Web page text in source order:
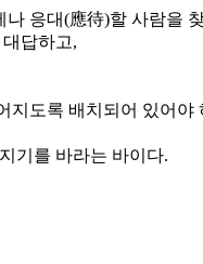
응대(應待)할 사람을
답하고,
지도록 배치되어 있어야
기를 바라는 바이다.